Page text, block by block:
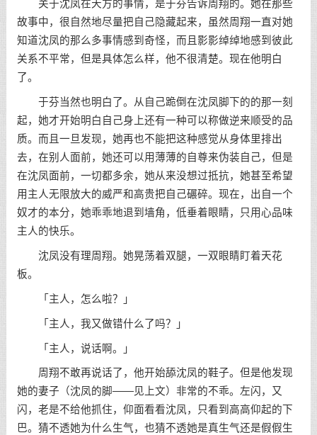
关于沈凤在天方的事情，是于芬告诉周翔的。她在那些
故事中，很自然地尽量把自己隐藏起来，虽然周翔一直对她
知道沈凤的那么多事情感到奇怪，而且影影绰绰地感到彼此
关系不平常，但是具体怎么样，他不很清楚。现在他明白
了。
于芬当然也明白了。从自己跪倒在沈凤脚下的的那一刻
起，她才开始明白自己身上还有一种可以称做逆来顺受的品
质。而且一旦发现，她再也不能把这种感觉从身体里排出
去，在别人面前，她还可以用薄薄的自尊来伪装自己，但是
在沈凤面前，一切都多余，她从来没想过抵抗，她甚至希望
用主人无限放大的威严和高贵把自己碾碎。现在，出自一个
奴才的本分，她乖乖地退到墙角，低垂着眼睛，只用心品味
主人的快乐。
沈凤没有理周翔。她晃荡着双腿，一双眼睛盯着天花
板。
「主人，怎么啦？」
「主人，我又做错什么了吗？」
「主人，说话啊。」
周翔不敢再说话了，他开始舔沈凤的鞋子。但是他发现
她的妻子（沈凤的脚——见上文）非常的不乖。左闪，又
闪，老是不给他抓住，仰面看看沈凤，只看到高高仰起的下
巴。猜不透她为什么生气，也猜不透她是真生气还是假假生